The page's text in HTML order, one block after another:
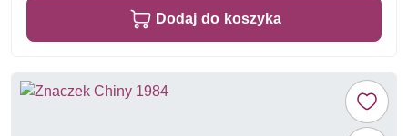
Dodaj do koszyka